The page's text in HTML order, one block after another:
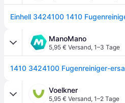
ManoMano
5,95 € Versand, 1–3 Tage
Voelkner
5,95 € Versand, 1–2 Tage